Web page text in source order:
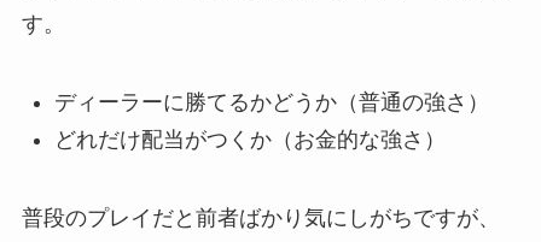
す。
ディーラーに勝てるかどうか（普通の強さ）
どれだけ配当がつくか（お金的な強さ）
普段のプレイだと前者ばかり気にしがちですが、